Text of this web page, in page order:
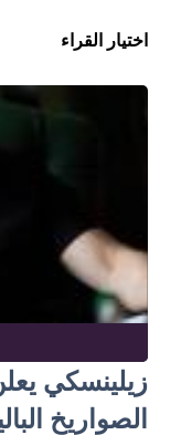
اختيار القراء
زيلينسكي
الصواريخ